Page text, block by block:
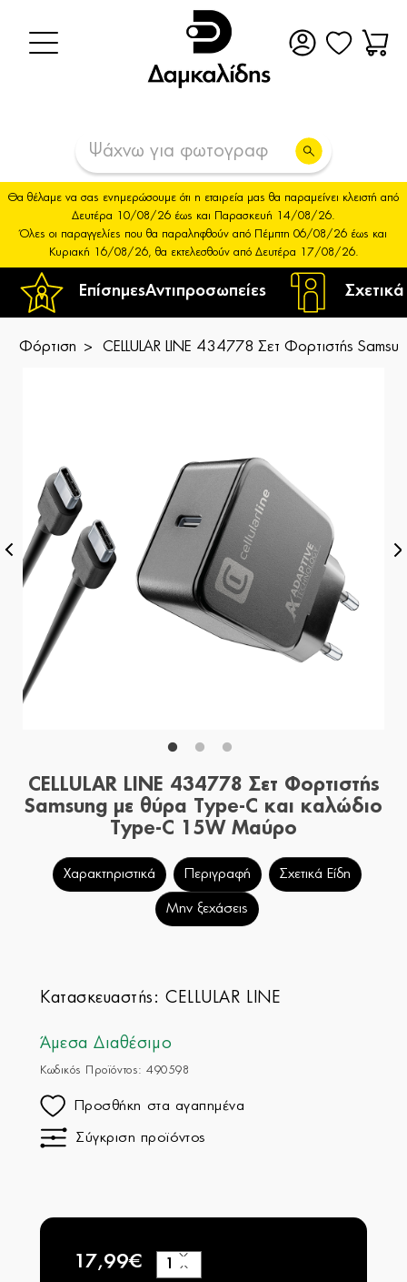
ΕπίσημεςΑντιπροσωπείες
Θα θέλαμε να σας ενημερώσουμε ότι η εταιρεία μας θα παραμείνει κλειστή από
Δευτέρα 10/08/26 έως και Παρασκευή 14/08/26.
Όλες οι παραγγελίες που θα παραληφθούν από Πέμπτη 06/08/26 έως και
Κυριακή 16/08/26, θα εκτελεσθούν από Δευτέρα 17/08/26.
Φόρτιση CELLULAR LINE 434778 Σετ Φορτιστής
CELLULAR LINE 434778 Σετ Φορτιστής
Samsung με θύρα Τype-C και καλώδιο
Type-C 15W Μαύρο
Χαρακτηριστικά Περιγραφή Σχετικά Είδη
Μην ξεχάσεις
Κατασκευαστής:CELLULAR LINE
Άμεσα Διαθέσιμο
Κωδικός Προϊόντος: 490598
Προσθήκη στα αγαπημένα
Σύγκριση προϊόντος
17,99€
−
+